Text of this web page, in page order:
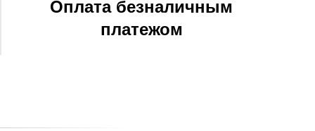
Оплата безналичным
платежом